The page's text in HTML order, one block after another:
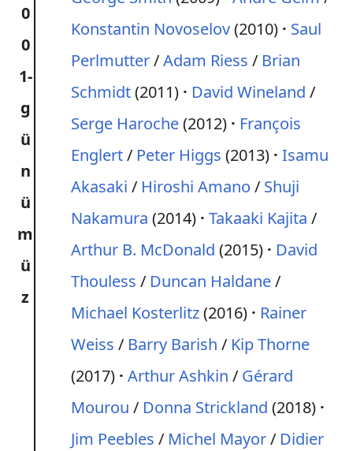
0
0
1-
g
ü
n
ü
m
ü
z
Konstantin Novoselov(2010)
Saul
Perlmutter/Adam Riess / Brian
Schmidt(2011) David Wineland /
Serge Haroche(2012)
François
Englert/ Peter Higgs (2013) Isamu
Akasaki / Hiroshi Amano / Shuji
Nakamura (2014) Takaaki Kajita /
Arthur B. McDonald (2015)
David
Thouless / Duncan Haldane/
Michael Kosterlitz(2016)
Rainer
Weiss / Barry Barish / Kip Thorne
(2017) Arthur Ashkin / Gérard
Mourou / Donna Strickland (2018)
Jim Peebles / Michel Mayor/ Didier